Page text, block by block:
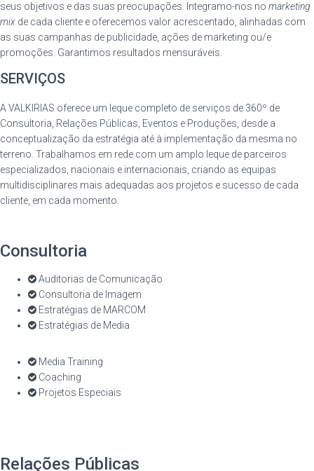
seus objetivos e das suas preocupações. Integramo-nos no marketing
mix de cada cliente e oferecemos valor acrescentado, alinhadas com
as suas campanhas de publicidade, ações de marketing ou/e
promoções. Garantimos resultados mensuráveis.
SERVIÇOS
A VALKIRIAS oferece um leque completo de serviços de 360º de
Consultoria, Relações Públicas, Eventos e Produções, desde a
conceptualização da estratégia até à implementação da mesma no
terreno. Trabalhamos em rede com um amplo leque de parceiros
especializados, nacionais e internacionais, criando as equipas
multidisciplinares mais adequadas aos projetos e sucesso de cada
cliente, em cada momento.
Consultoria
Auditorias de Comunicação
Consultoria de Imagem
Estratégias de MARCOM
Estratégias de Media
Media Training
Coaching
Projetos Especiais
Relações Públicas